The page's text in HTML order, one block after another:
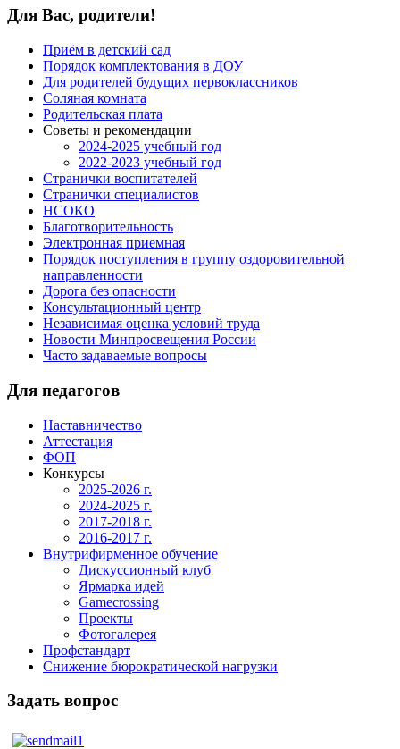
Для Вас, родители!
Приём в детский сад
Порядок комплектования в ДОУ
Для родителей будущих первоклассников
Соляная комната
Родительская плата
Советы и рекомендации
2024-2025 учебный год
2022-2023 учебный год
Странички воспитателей
Странички специалистов
НСОКО
Благотворительность
Электронная приемная
Порядок поступления в группу оздоровительной
направленности
Дорога без опасности
Консультационный центр
Независимая оценка условий труда
Новости Минпросвещения России
Часто задаваемые вопросы
Для педагогов
Наставничество
Аттестация
ФОП
Конкурсы
2025-2026 г.
2024-2025 г.
2017-2018 г.
2016-2017 г.
Внутрифирменное обучение
Дискуссионный клуб
Ярмарка идей
Gamecrossing
Проекты
Фотогалерея
Профстандарт
Снижение бюрократической нагрузки
Задать вопрос